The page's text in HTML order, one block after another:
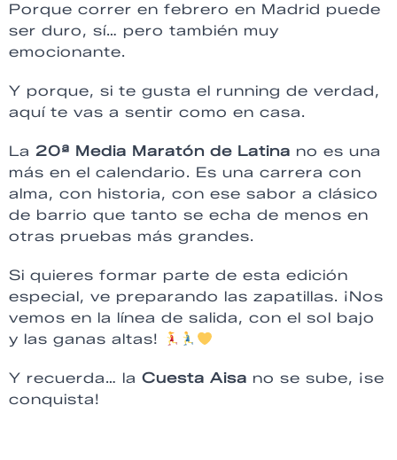
Porque correr en febrero en Madrid puede
ser duro, sí… pero también muy
emocionante.
Y porque, si te gusta el running de verdad,
aquí te vas a sentir como en casa.
La 20ª Media Maratón de Latina no es una
más en el calendario. Es una carrera con
alma, con historia, con ese sabor a clásico
de barrio que tanto se echa de menos en
otras pruebas más grandes.
Si quieres formar parte de esta edición
especial, ve preparando las zapatillas. ¡Nos
vemos en la línea de salida, con el sol bajo
y las ganas altas!
Y recuerda… la Cuesta Aisa no se sube, ¡se
conquista!